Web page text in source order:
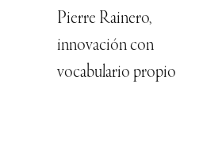
Pierre Rainero,
innovación con
vocabulario propio